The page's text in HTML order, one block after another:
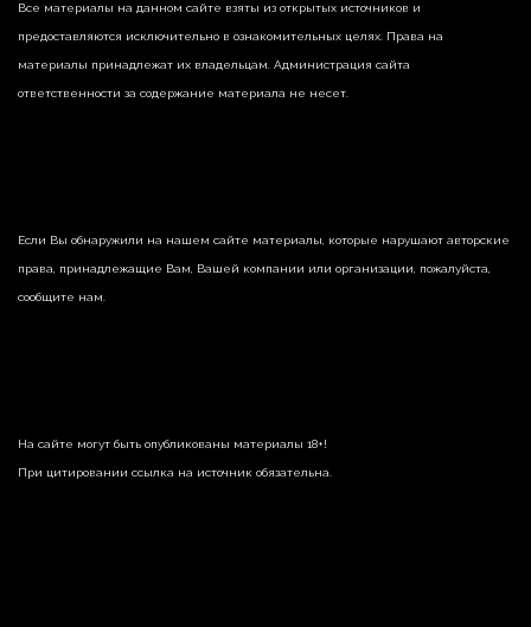
Все материалы на данном сайте взяты из открытых источников и
предоставляются исключительно в ознакомительных целях. Права на
материалы принадлежат их владельцам. Администрация сайта
ответственности за содержание материала не несет.
Если Вы обнаружили на нашем сайте материалы, которые нарушают авторские
права, принадлежащие Вам, Вашей компании или организации, пожалуйста,
сообщите нам.
На сайте могут быть опубликованы материалы 18+!
При цитировании ссылка на источник обязательна.